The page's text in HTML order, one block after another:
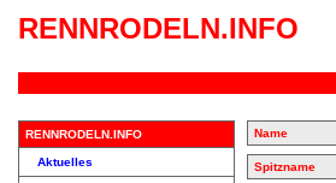
RENNRODELN.INFO
RENNRODELN.INFO
Aktuelles
Name
Spitzname